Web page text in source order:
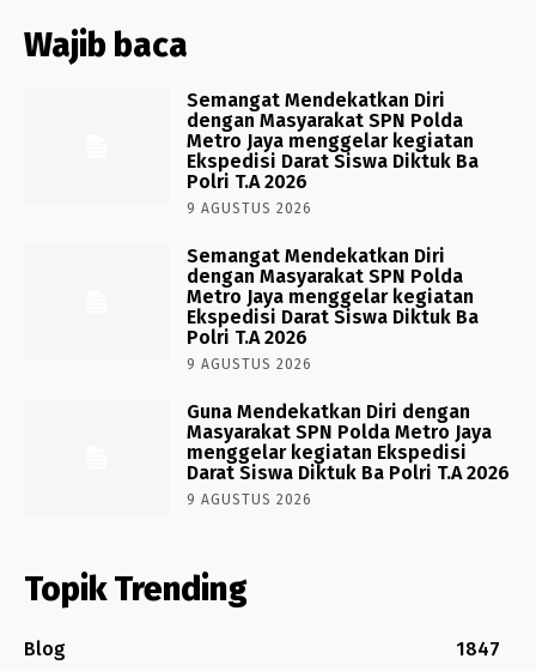
Wajib baca
Semangat Mendekatkan Diri
dengan Masyarakat SPN Polda
Metro Jaya menggelar kegiatan
Ekspedisi Darat Siswa Diktuk Ba
Polri T.A 2026
9 AGUSTUS 2026
Semangat Mendekatkan Diri
dengan Masyarakat SPN Polda
Metro Jaya menggelar kegiatan
Ekspedisi Darat Siswa Diktuk Ba
Polri T.A 2026
9 AGUSTUS 2026
Guna Mendekatkan Diri dengan
Masyarakat SPN Polda Metro Jaya
menggelar kegiatan Ekspedisi
Darat Siswa Diktuk Ba Polri T.A 2026
9 AGUSTUS 2026
Topik Trending
Blog
1847